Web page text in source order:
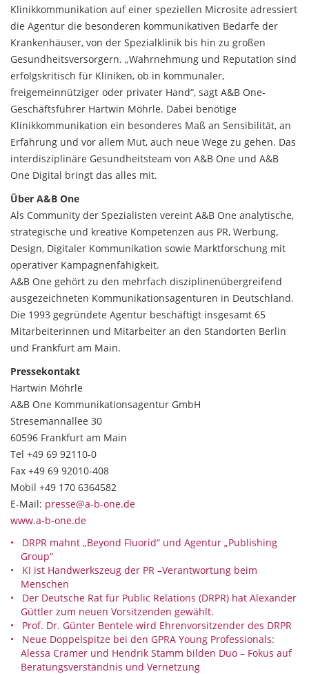
Klinikkommunikation auf einer speziellen Microsite adressiert
die Agentur die besonderen kommunikativen Bedarfe der
Krankenhäuser, von der Spezialklinik bis hin zu großen
Gesundheitsversorgern. „Wahrnehmung und Reputation sind
erfolgskritisch für Kliniken, ob in kommunaler,
freigemeinnütziger oder privater Hand“, sagt A&B One-
Geschäftsführer Hartwin Möhrle. Dabei benötige
Klinikkommunikation ein besonderes Maß an Sensibilität, an
Erfahrung und vor allem Mut, auch neue Wege zu gehen. Das
interdisziplinäre Gesundheitsteam von A&B One und A&B
One Digital bringt das alles mit.
Über A&B One
Als Community der Spezialisten vereint A&B One analytische,
strategische und kreative Kompetenzen aus PR, Werbung,
Design, Digitaler Kommunikation sowie Marktforschung mit
operativer Kampagnenfähigkeit.
A&B One gehört zu den mehrfach disziplinenübergreifend
ausgezeichneten Kommunikationsagenturen in Deutschland.
Die 1993 gegründete Agentur beschäftigt insgesamt 65
Mitarbeiterinnen und Mitarbeiter an den Standorten Berlin
und Frankfurt am Main.
Pressekontakt
Hartwin Möhrle
A&B One Kommunikationsagentur GmbH
Stresemannallee 30
60596 Frankfurt am Main
Tel +49 69 92110-0
Fax +49 69 92010-408
Mobil +49 170 6364582
E-Mail: presse@a-b-one.de
www.a-b-one.de
DRPR mahnt „Beyond Fluorid“ und Agentur „Publishing
Group“
KI ist Handwerkszeug der PR –Verantwortung beim
Menschen
Der Deutsche Rat für Public Relations (DRPR) hat Alexander
Güttler zum neuen Vorsitzenden gewählt.
Prof. Dr. Günter Bentele wird Ehrenvorsitzender des DRPR
Neue Doppelspitze bei den GPRA Young Professionals:
Alessa Cramer und Hendrik Stamm bilden Duo – Fokus auf
Beratungsverständnis und Vernetzung